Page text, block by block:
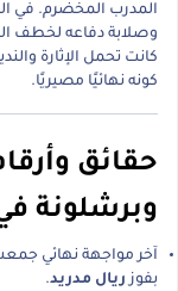
المدرب المخضرم. في
وصلابة دفاعه لخطف
كانت تحمل الإثارة
كونه نهائيًا مصيريًا.
حقائق
وبرشلونة
آخر مواجهة نهائي
بفوزريال مدريد.